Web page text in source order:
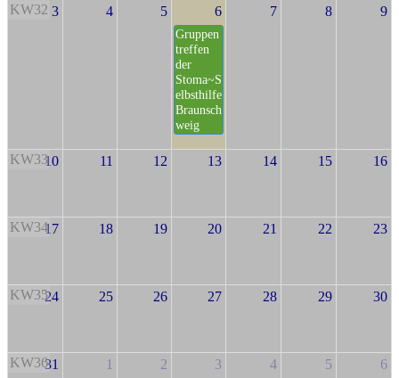
KW32 3 4 5 6
Gruppen
treffen
der
Stoma~S
elbsthilfe
Braunsch
weig
7 8 9
KW3310 11 12 13 14 15 16
KW3417 18 19 20 21 22 23
KW3524 25 26 27 28 29 30
KW3631 1 2 3 4 5 6